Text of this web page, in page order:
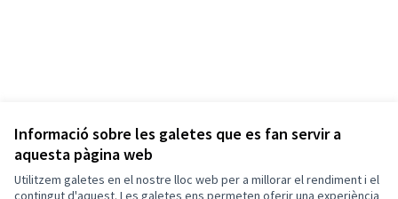
Informació sobre les galetes que es fan servir a
aquesta pàgina web
Utilitzem galetes en el nostre lloc web per a millorar el rendiment i el
contingut d'aquest. Les galetes ens permeten oferir una experiència